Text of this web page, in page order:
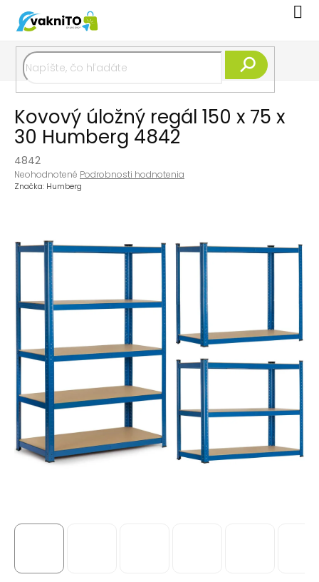
obsah
Kovový úložný regál 150 x 75 x
30 Humberg 4842
4842
Priemerné
hodnotenie
z
5
hviezdičiek.
Neohodnotené Podrobnosti hodnotenia
Značka: Humberg